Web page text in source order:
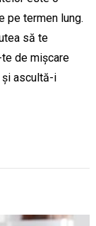
pe termen lung.
să te
de mișcare
ascultă-i